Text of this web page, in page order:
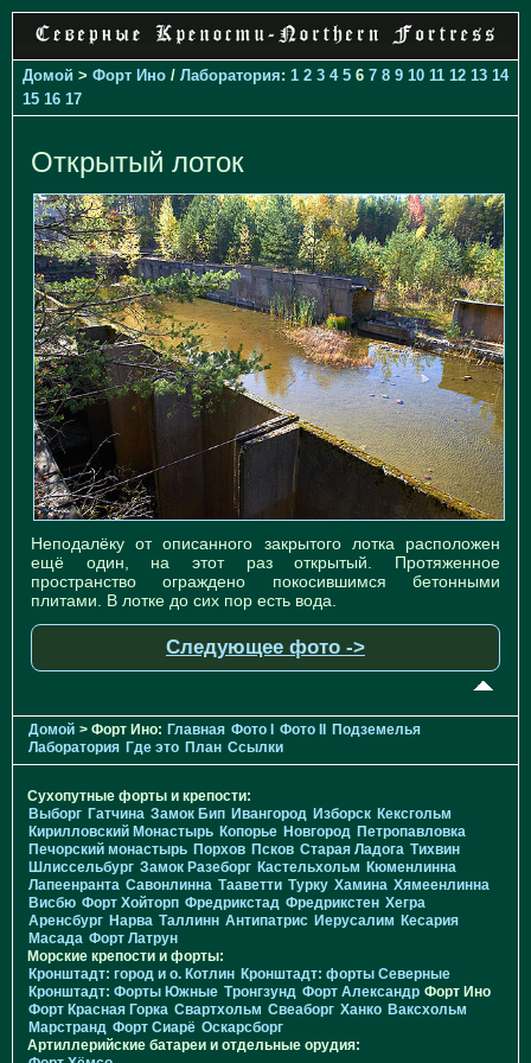
Домой > Форт Ино / Лаборатория: 1 2 3 4 5 6 7 8 9 10 11 12 13 14
15 16 17
Открытый лоток
Неподалёку от описанного закрытого лотка расположен
ещё один, на этот раз открытый. Протяженное
пространство ограждено покосившимся бетонными
плитами. В лотке до сих пор есть вода.
Следующее фото ->
Домой > Форт Ино: Главная Фото I Фото II
Подземелья
Лаборатория Где это План Ссылки
Сухопутные форты и крепости:
Выборг Гатчина Замок Бип Ивангород Изборск Кексгольм
Кирилловский Монастырь Копорье Новгород Петропавловка
Печорcкий монастырь Порхов Псков Старая Ладога Тихвин
Шлиссельбург Замок Разеборг Кастельхольм Кюменлинна
Лапеенранта Савонлинна Тааветти Турку Хамина Хямеенлинна
Висбю Форт Хойторп Фредрикстад Фредрикстен Хегра
Аренсбург Нарва Таллинн Антипатрис Иерусалим Кесария
Масада Форт Латрун
Морские крепости и форты:
Кронштадт: город и о. Котлин Кронштадт: форты Северные
Кронштадт: Форты Южные Тронгзунд Форт Александр Форт Ино
Форт Красная Горка Свартхольм Свеаборг Ханко Ваксхольм
Марстранд Форт Сиарё Оскарсборг
Артиллерийские батареи и отдельные орудия: